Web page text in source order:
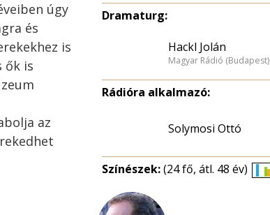
úgy
és
is
ők is
az
Dramaturg:
Hackl Jolán
Magyar Rádió (Budapest)
Rádióra alkalmazó:
Solymosi Ottó
Színészek:(24 fő, átl. 48 év)